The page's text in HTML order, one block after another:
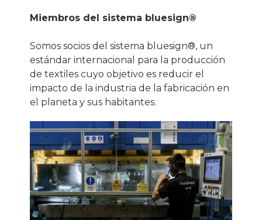
Miembros del sistema bluesign®
Somos socios del sistema bluesign®, un
estándar internacional para la producción
de textiles cuyo objetivo es reducir el
impacto de la industria de la fabricación en
el planeta y sus habitantes.